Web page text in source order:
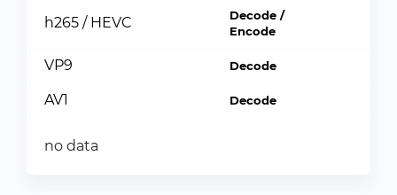
h265 / HEVC
Decode /
Encode
VP9 Decode
AV1 Decode
no data